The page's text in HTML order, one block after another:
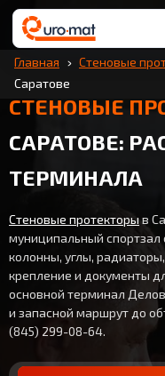
Главная Стеновые
Саратове
СТЕНОВЫЕ
САРАТОВЕ:
ТЕРМИНАЛА
Стеновые протекторыв
муниципальный спортзал
колонны, углы,
крепление и документы
основной терминал
и запасной маршрут до
(845) 299-08-64.